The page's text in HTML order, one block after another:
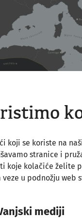
koji se koriste na
stranice i
koje kolačiće želite
veze u podnožju web
mediji
-